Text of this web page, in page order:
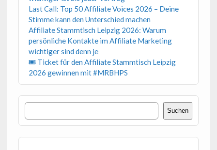
Last Call: Top 50 Affiliate Voices 2026 – Deine
Stimme kann den Unterschied machen
Affiliate Stammtisch Leipzig 2026: Warum
persönliche Kontakte im Affiliate Marketing
wichtiger sind denn je
🎟 Ticket für den Affiliate Stammtisch Leipzig
2026 gewinnen mit #MRBHPS
Suchen
Suchen